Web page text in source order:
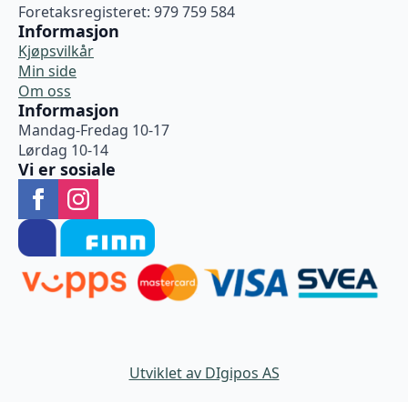
Foretaksregisteret: 979 759 584
Informasjon
Kjøpsvilkår
Min side
Om oss
Informasjon
Mandag-Fredag 10-17
Lørdag 10-14
Vi er sosiale
Utviklet av DIgipos AS